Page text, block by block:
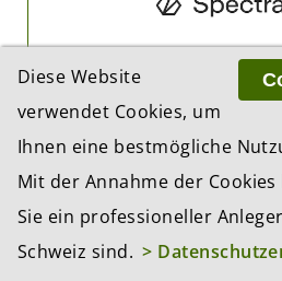
Diese Website
verwendet Cookies, um
Ihnen eine bestmögliche
Mit der Annahme der
Sie ein professioneller
Schweiz sind. >